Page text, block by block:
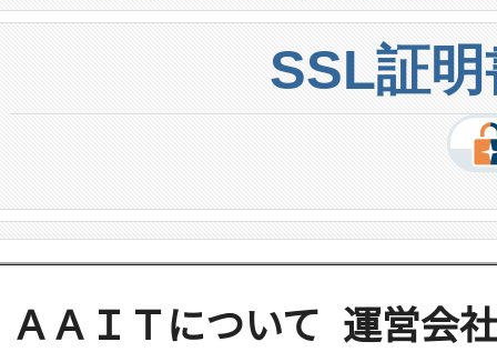
SSL証
ＡＡＩＴについて 運営会社